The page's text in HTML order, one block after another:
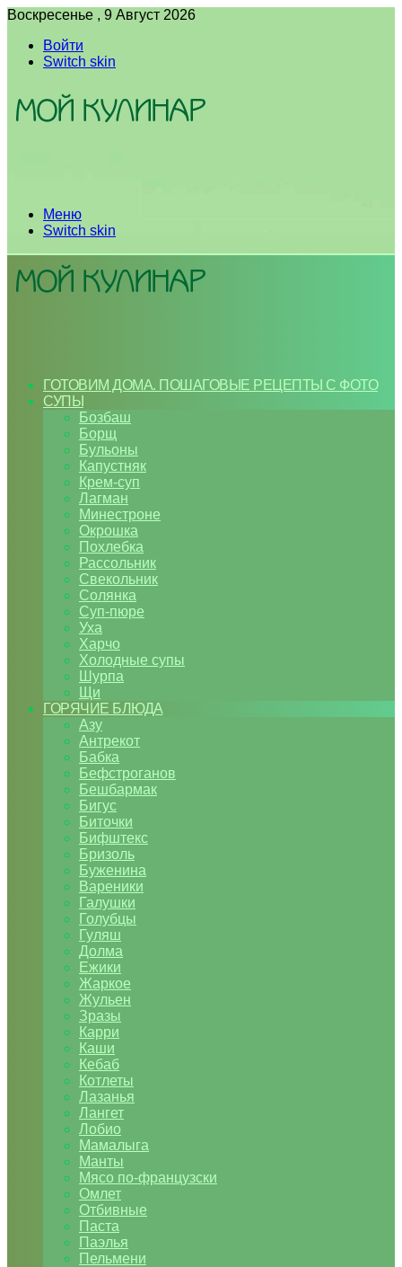
Воскресенье , 9 Август 2026
Войти
Switch skin
Меню
Switch skin
ГОТОВИМ ДОМА. ПОШАГОВЫЕ РЕЦЕПТЫ С ФОТО
СУПЫ
Бозбаш
Борщ
Бульоны
Капустняк
Крем-суп
Лагман
Минестроне
Окрошка
Похлебка
Рассольник
Свекольник
Солянка
Суп-пюре
Уха
Харчо
Холодные супы
Шурпа
Щи
ГОРЯЧИЕ БЛЮДА
Азу
Антрекот
Бабка
Бефстроганов
Бешбармак
Бигус
Биточки
Бифштекс
Бризоль
Буженина
Вареники
Галушки
Голубцы
Гуляш
Долма
Ежики
Жаркое
Жульен
Зразы
Карри
Каши
Кебаб
Котлеты
Лазанья
Лангет
Лобио
Мамалыга
Манты
Мясо по-французски
Омлет
Отбивные
Паста
Паэлья
Пельмени